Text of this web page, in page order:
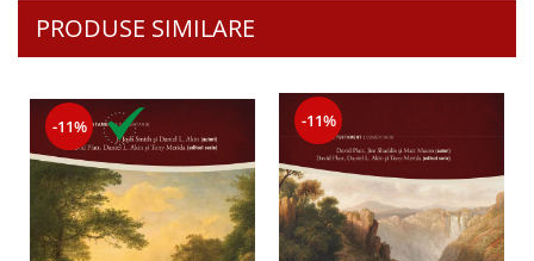
Sanatate / nutritie
PRODUSE SIMILARE
-11% -11%